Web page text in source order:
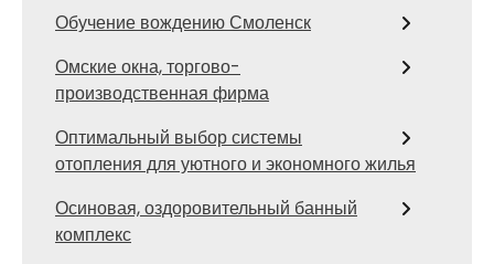
Обучение вождению Смоленск
Омские окна, торгово-
производственная фирма
Оптимальный выбор системы
отопления для уютного и экономного жилья
Осиновая, оздоровительный банный
комплекс